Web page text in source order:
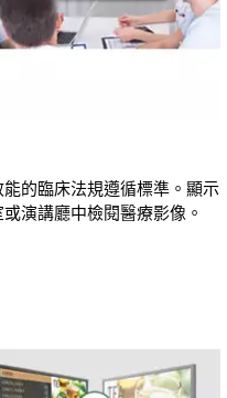
的臨床法規遵循標準。顯示
演講廳中檢閱醫療影像。